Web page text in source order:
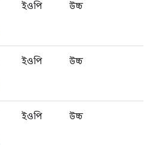
ইওপি উচ্চ
ইওপি উচ্চ
ইওপি উচ্চ